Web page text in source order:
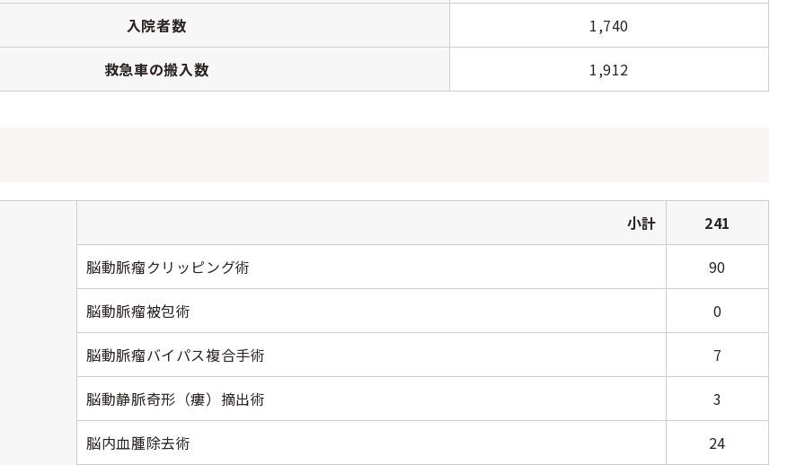
入院者数 1,740
救急車の搬入数 1,912
小計 241
脳動脈瘤クリッピング術 90
脳動脈瘤被包術 0
脳動脈瘤バイパス複合手術 7
脳動静脈奇形（瘻）摘出術 3
脳内血腫除去術 24